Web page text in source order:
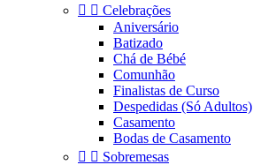
  Celebrações
Aniversário
Batizado
Chá de Bébé
Comunhão
Finalistas de Curso
Despedidas (Só Adultos)
Casamento
Bodas de Casamento
  Sobremesas